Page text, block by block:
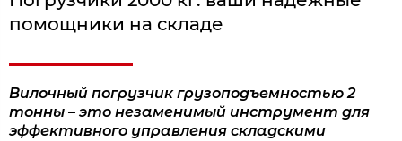
помощники на складе
Вилочный погрузчик грузоподъемностью 2
тонны – это незаменимый инструмент для
эффективного управления складскими